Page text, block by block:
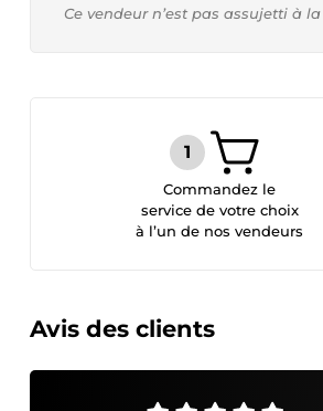
Ce vendeur n’est pas assujetti à la
Commandez le
service de votre choix
à l’un de nos vendeurs
Avis des clients